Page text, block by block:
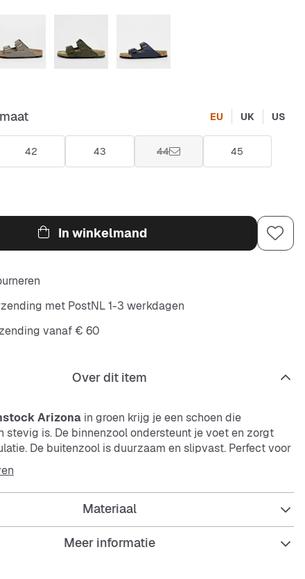
EU UK US
42 43 44 45
In winkelmand
met PostNL 1-3 werkdagen
vanaf € 60
Over dit item
Arizona in groen krijg je een schoen die
stevig is. De binnenzool ondersteunt je voet en zorgt
De buitenzool is duurzaam en slipvast. Perfect voor
als je comfort en duurzaamheid belangrijk vindt.
ideaal voor iedereen die een betrouwbare schoen wil
deze
Arizona ben je altijd goed uitgerust.
Materiaal
Meer informatie